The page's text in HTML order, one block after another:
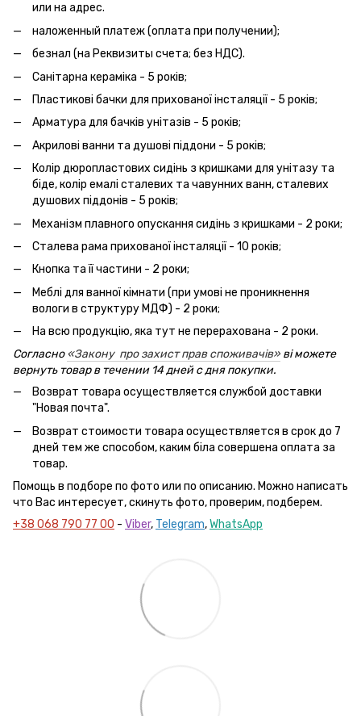
или на адрес.
наложенный платеж (оплата при получении);
безнал (на Реквизиты счета; без НДС).
Санітарна кераміка - 5 років;
Пластикові бачки для прихованої інсталяції - 5 років;
Арматура для бачків унітазів - 5 років;
Акрилові ванни та душові піддони - 5 років;
Колір дюропластових сидінь з кришками для унітазу та
біде, колір емалі сталевих та чавунних ванн, сталевих
душових піддонів - 5 років;
Механізм плавного опускання сидінь з кришками - 2 роки;
Сталева рама прихованої інсталяції - 10 років;
Кнопка та її частини - 2 роки;
Меблі для ванної кімнати (при умові не проникнення
вологи в структуру МДФ) - 2 роки;
На всю продукцію, яка тут не перерахована - 2 роки.
Согласно«Закону про захист прав споживачів» ві можете
вернуть товар в течении 14 дней с дня покупки.
Возврат товара осуществляется службой доставки
"Новая почта".
Возврат стоимости товара осуществляется в срок до 7
дней тем же способом, каким біла совершена оплата за
товар.
Помощь в подборе по фото или по описанию. Можно написать
что Вас интересует, скинуть фото, проверим, подберем.
+38 068 790 77 00 - Viber, Telegram,WhatsApp